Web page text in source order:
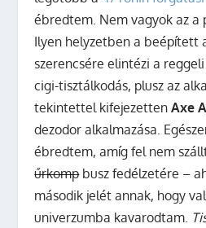
ébredtem. Nem vagyok az a
Ilyen helyzetben a beépített
szerencsére elintézi a
cigi-tisztálkodás, plusz az
tekintettel kifejezettenAxe
dezodor alkalmazása.
ébredtem, amíg fel nem
űrkompbusz fedélzetére –
második jelét annak, hogy
univerzumba kavarodtam.